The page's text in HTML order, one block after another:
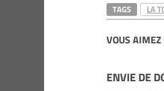
TAGS LA
VOUS AIMEZ
ENVIE DE